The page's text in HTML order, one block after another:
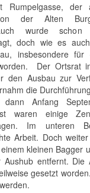
Rumpelgasse, der
von der Alten
auch wurde
doch wie es
insbesondere für
Der Ortsrat
den Ausbau zur
die
Anfang
waren einige
Im unteren
Arbeit. Doch
kleinen Bagger
Aushub entfernt. Die
gesetzt
werden.